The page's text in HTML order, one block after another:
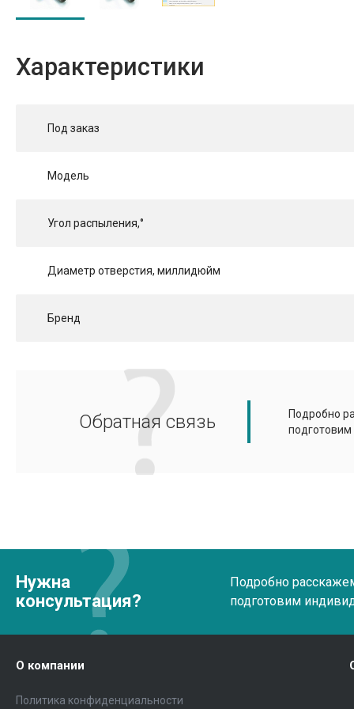
Характеристики
Под заказ
Модель
Угол распыления,°
Диаметр отверстия, миллидюйм
Бренд
Обратная связь
Подробно
Нужна
консультация?
Подробно
подготовим
О компании
Политика конфиденциальности